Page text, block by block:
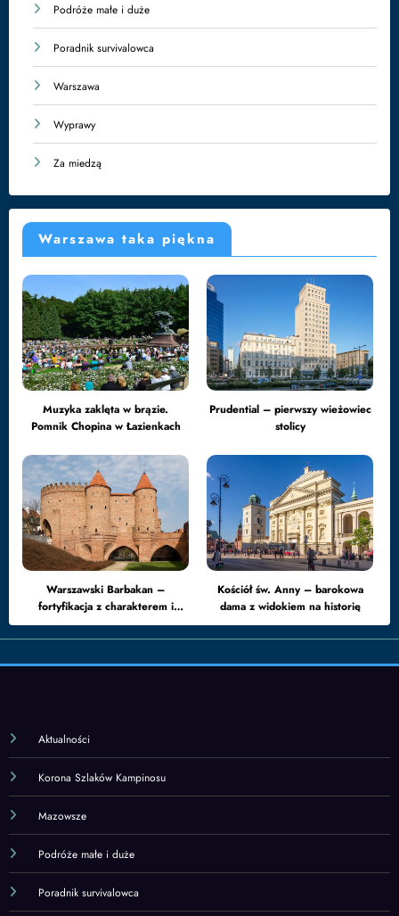
Podróże małe i duże
Poradnik survivalowca
Warszawa
Wyprawy
Za miedzą
Warszawa taka piękna
Muzyka zaklęta w brązie.
Pomnik Chopina w Łazienkach
Prudential – pierwszy wieżowiec
stolicy
Warszawski Barbakan –
fortyfikacja z charakterem i
drugim życiem
Kościół św. Anny – barokowa
dama z widokiem na historię
Aktualności
Korona Szlaków Kampinosu
Mazowsze
Podróże małe i duże
Poradnik survivalowca